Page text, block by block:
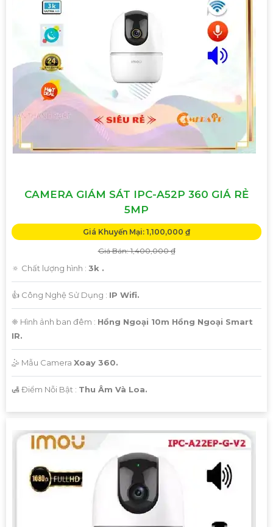
CAMERA GIÁM SÁT IPC-A52P 360 GIÁ RẺ
5MP
Giá Khuyến Mại: 1,100,000 ₫
Giá Bán: 1,400,000 ₫
🔅 Chất lượng hình : 3k .
👍 Công Nghệ Sử Dụng : IP Wifi.
❈ Hình ảnh ban đêm : Hồng Ngoại 10m Hồng Ngoại Smart
IR.
🤹 Mẫu Camera Xoay 360.
️🛃 Điểm Nỗi Bật : Thu Âm Và Loa.